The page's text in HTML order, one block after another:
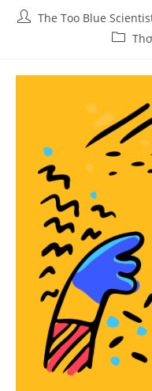
PostThe Too Blue
Post